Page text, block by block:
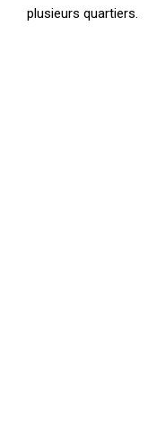
plusieurs quartiers.